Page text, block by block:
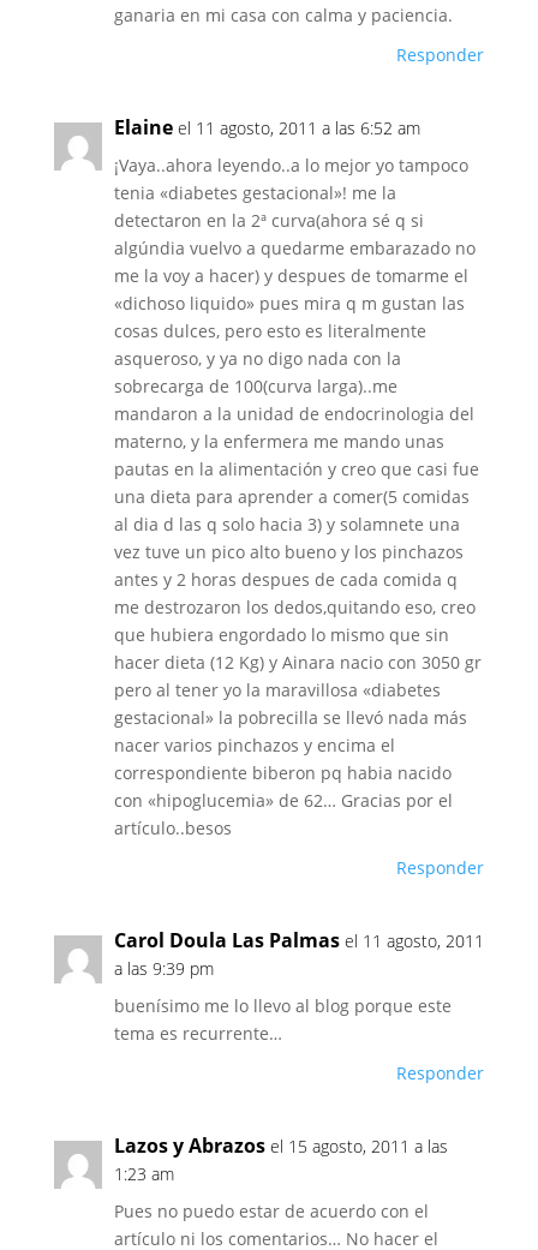
ganaria en mi casa con calma y paciencia.
Responder
Elaine el 11 agosto, 2011 a las 6:52 am
¡Vaya..ahora leyendo..a lo mejor yo tampoco
tenia «diabetes gestacional»! me la
detectaron en la 2ª curva(ahora sé q si
algúndia vuelvo a quedarme embarazado no
me la voy a hacer) y despues de tomarme el
«dichoso liquido» pues mira q m gustan las
cosas dulces, pero esto es literalmente
asqueroso, y ya no digo nada con la
sobrecarga de 100(curva larga)..me
mandaron a la unidad de endocrinologia del
materno, y la enfermera me mando unas
pautas en la alimentación y creo que casi fue
una dieta para aprender a comer(5 comidas
al dia d las q solo hacia 3) y solamnete una
vez tuve un pico alto bueno y los pinchazos
antes y 2 horas despues de cada comida q
me destrozaron los dedos,quitando eso, creo
que hubiera engordado lo mismo que sin
hacer dieta (12 Kg) y Ainara nacio con 3050 gr
pero al tener yo la maravillosa «diabetes
gestacional» la pobrecilla se llevó nada más
nacer varios pinchazos y encima el
correspondiente biberon pq habia nacido
con «hipoglucemia» de 62… Gracias por el
artículo..besos
Responder
Carol Doula Las Palmas el 11 agosto, 2011
a las 9:39 pm
buenísimo me lo llevo al blog porque este
tema es recurrente…
Responder
Lazos y Abrazos el 15 agosto, 2011 a las
1:23 am
Pues no puedo estar de acuerdo con el
artículo ni los comentarios… No hacer el